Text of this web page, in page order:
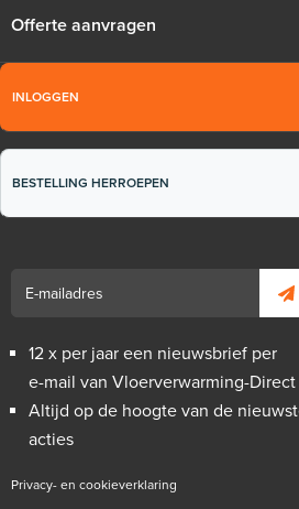
Offerte aanvragen
INLOGGEN
BESTELLING HERROEPEN
12 x per jaar een nieuwsbrief per
e-mail van Vloerverwarming-Direct
Altijd op de hoogte van de
acties
Privacy- en cookieverklaring